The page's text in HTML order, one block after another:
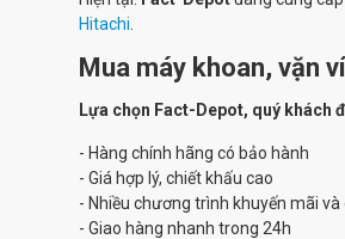
Hitachi
Mua máy khoan, vặn
Lựa chọn Fact-Depot, quý khách
- Hàng chính hãng có bảo hành
- Giá hợp lý, chiết khấu cao
- Nhiều chương trình khuyến mãi và
- Giao hàng nhanh trong 24h